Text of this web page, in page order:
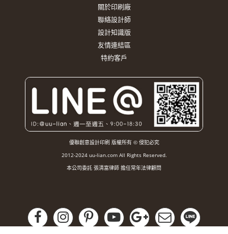
關於印刷廠
聯絡設計師
設計知識版
友情連結區
特約客戶
優聯創意設計印刷 版權所有 © 侵犯必究
2012-2024 uu-lian.com All Rights Reserved.
本公司委託 張清富律師 擔任常年法律顧問